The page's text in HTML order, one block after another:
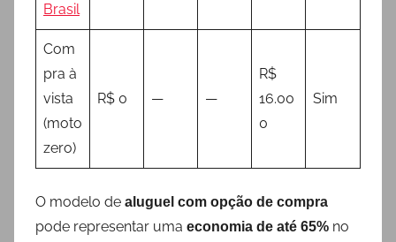
Brasil
Com
pra à
vista
(moto
zero)
R$ 0 — —
R$
16.00
0
Sim
O modelo de aluguel com opção de compra
pode representar uma economia de até 65% no